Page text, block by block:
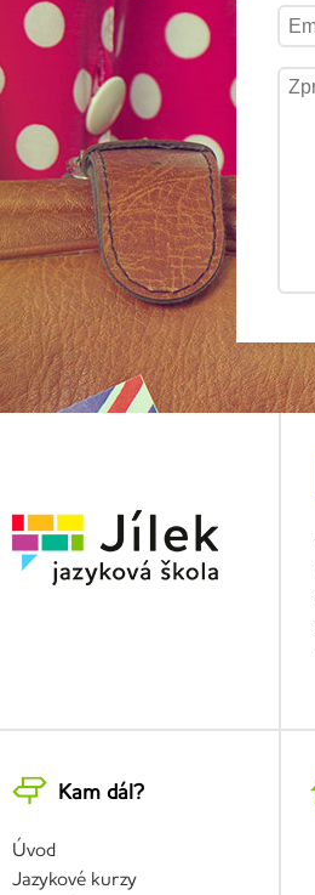
Kam dál?
Úvod
Jazykové kurzy